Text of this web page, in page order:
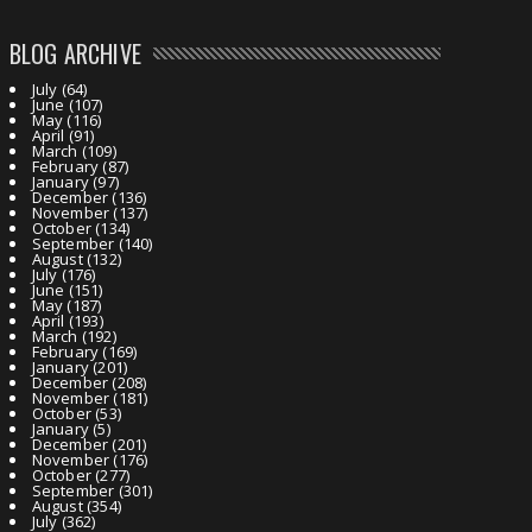
BLOG ARCHIVE
July (64)
June(107)
May(116)
April (91)
March (109)
February(87)
January(97)
December(136)
November(137)
October(134)
September (140)
August(132)
July(176)
June(151)
May(187)
April (193)
March (192)
February(169)
January(201)
December(208)
November(181)
October(53)
January(5)
December(201)
November(176)
October(277)
September (301)
August(354)
July(362)